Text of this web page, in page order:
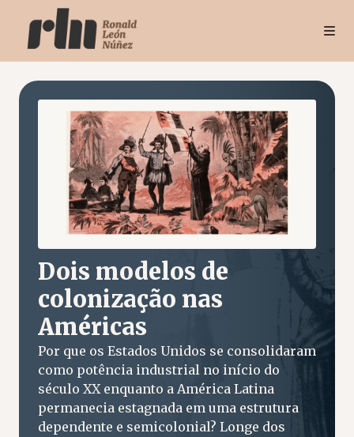
Dois modelos de
colonização nas
Américas
Por que os Estados Unidos se consolidaram
como potência industrial no início do
século XX enquanto a América Latina
permanecia estagnada em uma estrutura
dependente e semicolonial? Longe dos